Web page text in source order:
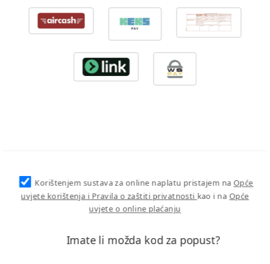
Korištenjem sustava za online naplatu pristajem na Opće
uvjete korištenja i Pravila o zaštiti privatnosti kao i na Opće
uvjete o online plaćanju
Imate li možda kod za popust?